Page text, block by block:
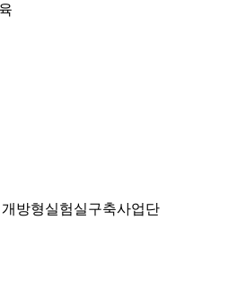
방형실험실구축사업단